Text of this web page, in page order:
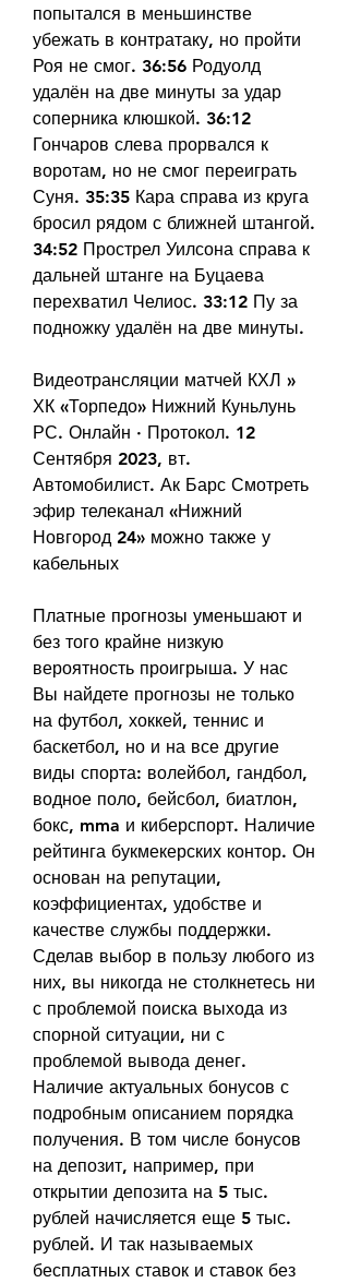
попытался в меньшинстве
убежать в контратаку, но пройти
Роя не смог. 36:56 Родуолд
удалён на две минуты за удар
соперника клюшкой. 36:12
Гончаров слева прорвался к
воротам, но не смог переиграть
Суня. 35:35 Кара справа из круга
бросил рядом с ближней штангой.
34:52 Прострел Уилсона справа к
дальней штанге на Буцаева
перехватил Челиос. 33:12 Пу за
подножку удалён на две минуты.
Видеотрансляции матчей КХЛ »
ХК «Торпедо» Нижний Куньлунь
РС. Онлайн · Протокол. 12
Сентября 2023, вт.
Автомобилист. Ак Барс Смотреть
эфир телеканал «Нижний
Новгород 24» можно также у
кабельных
Платные прогнозы уменьшают и
без того крайне низкую
вероятность проигрыша. У нас
Вы найдете прогнозы не только
на футбол, хоккей, теннис и
баскетбол, но и на все другие
виды спорта: волейбол, гандбол,
водное поло, бейсбол, биатлон,
бокс, mma и киберспорт. Наличие
рейтинга букмекерских контор. Он
основан на репутации,
коэффициентах, удобстве и
качестве службы поддержки.
Сделав выбор в пользу любого из
них, вы никогда не столкнетесь ни
с проблемой поиска выхода из
спорной ситуации, ни с
проблемой вывода денег.
Наличие актуальных бонусов с
подробным описанием порядка
получения. В том числе бонусов
на депозит, например, при
открытии депозита на 5 тыс.
рублей начисляется еще 5 тыс.
рублей. И так называемых
бесплатных ставок и ставок без